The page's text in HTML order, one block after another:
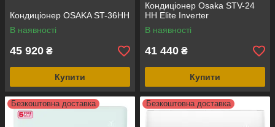
Кондиціонер OSAKA ST-36HH
В наявності
45 920 ₴
Купити
Кондиціонер Osaka STV-24
HH Elite Inverter
В наявності
41 440 ₴
Купити
Безкоштовна доставка Безкоштовна доставка